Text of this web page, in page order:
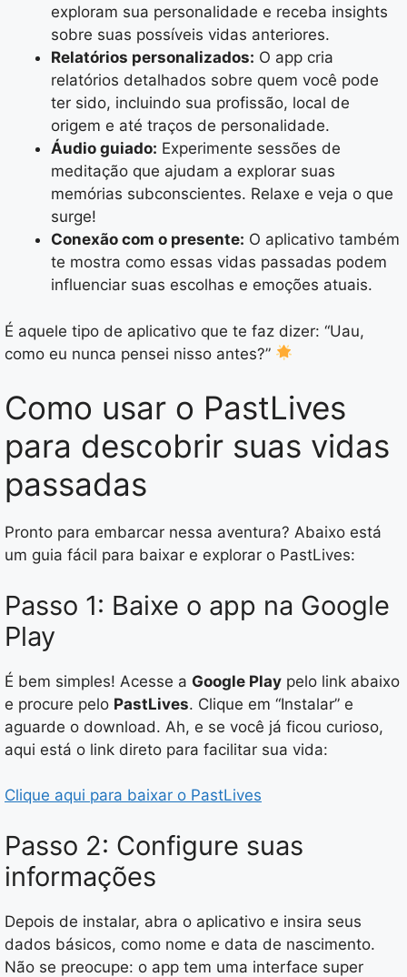
exploram sua personalidade e receba insights
sobre suas possíveis vidas anteriores.
Relatórios personalizados: O app cria
relatórios detalhados sobre quem você pode
ter sido, incluindo sua profissão, local de
origem e até traços de personalidade.
Áudio guiado: Experimente sessões de
meditação que ajudam a explorar suas
memórias subconscientes. Relaxe e veja o que
surge!
Conexão com o presente: O aplicativo também
te mostra como essas vidas passadas podem
influenciar suas escolhas e emoções atuais.
É aquele tipo de aplicativo que te faz dizer: “Uau,
como eu nunca pensei nisso antes?”
Como usar o PastLives
para descobrir suas vidas
passadas
Pronto para embarcar nessa aventura? Abaixo está
um guia fácil para baixar e explorar o PastLives:
Passo 1: Baixe o app na Google
Play
É bem simples! Acesse a Google Play pelo link abaixo
e procure pelo PastLives. Clique em “Instalar” e
aguarde o download. Ah, e se você já ficou curioso,
aqui está o link direto para facilitar sua vida:
Clique aqui para baixar o PastLives
Passo 2: Configure suas
informações
Depois de instalar, abra o aplicativo e insira seus
dados básicos, como nome e data de nascimento.
Não se preocupe: o app tem uma interface super